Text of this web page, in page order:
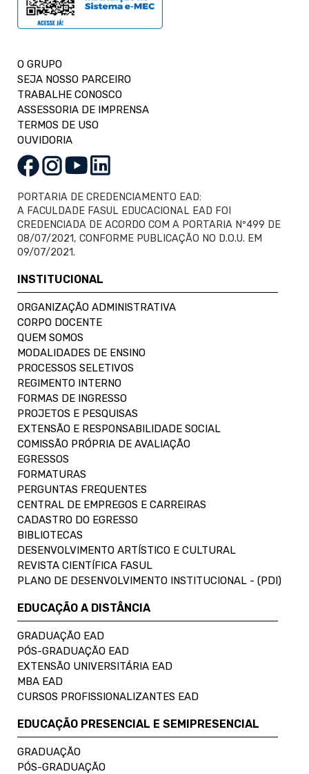
O GRUPO
SEJA NOSSO PARCEIRO
TRABALHE CONOSCO
ASSESSORIA DE IMPRENSA
TERMOS DE USO
OUVIDORIA
PORTARIA DE CREDENCIAMENTO EAD:
A FACULDADE FASUL EDUCACIONAL EAD FOI
CREDENCIADA DE ACORDO COM A PORTARIA Nº499 DE
08/07/2021, CONFORME PUBLICAÇÃO NO D.O.U. EM
09/07/2021.
INSTITUCIONAL
ORGANIZAÇÃO ADMINISTRATIVA
CORPO DOCENTE
QUEM SOMOS
MODALIDADES DE ENSINO
PROCESSOS SELETIVOS
REGIMENTO INTERNO
FORMAS DE INGRESSO
PROJETOS E PESQUISAS
EXTENSÃO E RESPONSABILIDADE SOCIAL
COMISSÃO PRÓPRIA DE AVALIAÇÃO
EGRESSOS
FORMATURAS
PERGUNTAS FREQUENTES
CENTRAL DE EMPREGOS E CARREIRAS
CADASTRO DO EGRESSO
BIBLIOTECAS
DESENVOLVIMENTO ARTÍSTICO E CULTURAL
REVISTA CIENTÍFICA FASUL
PLANO DE DESENVOLVIMENTO INSTITUCIONAL - (PDI)
EDUCAÇÃO A DISTÂNCIA
GRADUAÇÃO EAD
PÓS-GRADUAÇÃO EAD
EXTENSÃO UNIVERSITÁRIA EAD
MBA EAD
CURSOS PROFISSIONALIZANTES EAD
EDUCAÇÃO PRESENCIAL E SEMIPRESENCIAL
GRADUAÇÃO
PÓS-GRADUAÇÃO